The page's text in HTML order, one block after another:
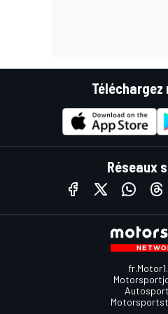
Téléchargez
Réseaux